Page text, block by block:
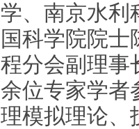
学、南京水利
国科学院院
程分会副理事
余位专家学者
理模拟理论、